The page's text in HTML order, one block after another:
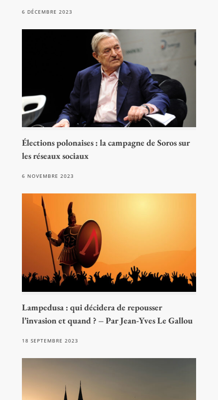
6 DÉCEMBRE 2023
Élections polonaises : la campagne de Soros sur
les réseaux sociaux
6 NOVEMBRE 2023
Lampedusa : qui décidera de repousser
l’invasion et quand ? – Par Jean-Yves Le Gallou
18 SEPTEMBRE 2023